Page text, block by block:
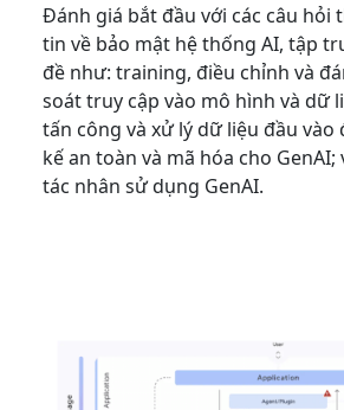
Đánh giá bắt đầu với các câu hỏi
tin về bảo mật hệ thống AI, tập
đề như: training, điều chỉnh và
soát truy cập vào mô hình và dữ
tấn công và xử lý dữ liệu đầu
kế an toàn và mã hóa cho GenAI;
tác nhân sử dụng GenAI.